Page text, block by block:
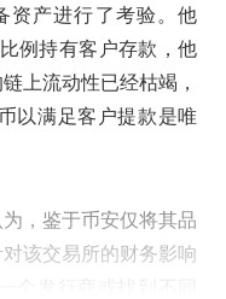
资产进行了考验。他
例持有客户存款，他
上流动性已经枯竭，
以满足客户提款是唯
，鉴于币安仅将其品
该交易所的财务影响